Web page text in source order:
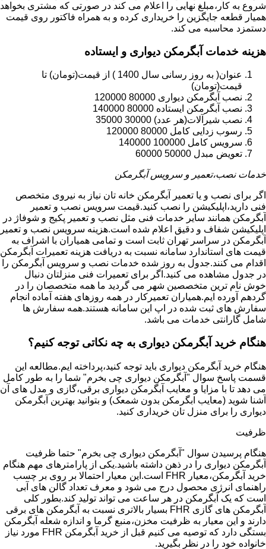
شروع به کار،مبلغ نهایی را اعلام می کند در صورتی که مشتری بخواهد
همیار قطعه جایگزین را خریداری کرده و به همراه فاکتور روی قیمت
دستمزد محاسبه می کند.
هزینه خدمات آبگرمکن دیواری و ایستاده
عنوان( به روز رسانی سال 1400 ) از قیمت(تومان) تا
قیمت(تومان)
نصب آبگرمکن دیواری 80000 120000
نصب آبگرمکن ایستاده 80000 140000
نصب شیرآلات(هر عدد) 30000 35000
رسوب زدایی کامل 80000 120000
سرویس کامل 100000 140000
تعویض مبدل 50000 60000
خدمات نصب،تعمیر و سرویس آبگرمکن
اگر برای نصب و یا تعمیر آبگرمکن خانه تان نیاز به نیروی متخصص
فنی دارید،اپلیکیشن را نصب کنید.قیمت سرویس نصب و تعمیر
آبگرمکن همانند سایر خدمات فنی مثل نصب و تعمیر پکیج و شوفاژ در
اپلیکیشن شفاف و دقیق اعلام شده است.هزینه سرویس نصب و تعمیر
آبگرمکن در سراسر تهران ثابت است و تمامی همیاران با اشراف به
قیمت های استاندارد سامانه نسبت به دریافت هزینه تعمیرات آبگرمکن
اقدام می کنند.جدول به روز شده خدمات نصب و سرویس آبگرمکن را
در جدول مشاهده می کنید.اگر برای تعمیرات فنی منزلتان دنبال
خوش نام ترین متخصصین شهر می گردید ما همه متخصصان را در
گردهم آورده ایم.همیاران تعمیرکار در همه روزهای هفته آماده انجام
سفارش های ثبت شده در اپ این سامانه هستند.همه سفارش ها
شامل گارانتی خدمات می باشد.
هنگام خرید آبگرمکن دیواری به چه نکاتی توجه کنیم؟
هنگام خرید آبگرمکن دیواری باید توجه کنید،پرداخته ایم.مطالعه این
قسمت پاسخ سوال "آبگرمکن دیواری چی بخرم" شما را به طور کامل
می دهد تا با مزایا و معایب آبگرمکن دیواری برقی،گازی و مدل های آن
آشنا شوید (معایب ابگرمکن بدون شمعک) و بتوانید بهترین آبگرمکن
دیواری را برای منزل تان خریداری کنید.
ظرفیت
هنگام پرسیدن سوال "آبگرمکن دیواری چی بخرم" حتما ظرفیت
آبگرمکن دیواری را در ذهن داشته باشید.یکی از پارامترهای مهم هنگام
خرید آبگرمکن،معیار FHR است.این معیار احتمالا بر روی بر چسب
راهنمای انرژی محصول درج می شود و معرف تعداد گالن های آبی
است که یک آبگرمکن در هر ساعت می تواند تولید کند.بطور کلی
آبگرمکن های گازی FHR بسیار بالاتری نسبت به آبگرمکن های برقی
دارند و این معیار به ظرفیت مخزن،منبع گرما و اندازه شعله آبگرمکن
بستگی دارد که توصیه می کنیم قبل از خرید آبگرمکن FHR مورد نیاز
خانواده خود را در نظر بگیرید.